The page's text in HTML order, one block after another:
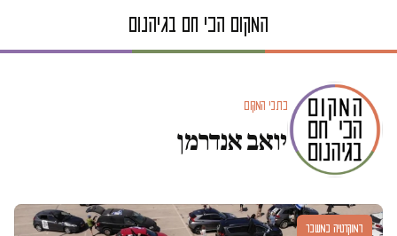
כתבי המקום
יואב אנדרמן
דמוקרטיה במשבר